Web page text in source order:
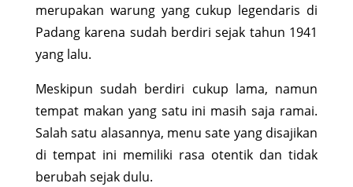
merupakan warung yang cukup legendaris di
Padang karena sudah berdiri sejak tahun 1941
yang lalu.
Meskipun sudah berdiri cukup lama, namun
tempat makan yang satu ini masih saja ramai.
Salah satu alasannya, menu sate yang disajikan
di tempat ini memiliki rasa otentik dan tidak
berubah sejak dulu.